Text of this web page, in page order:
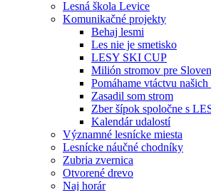
Lesná škola Levice
Komunikačné projekty
Behaj lesmi
Les nie je smetisko
LESY SKI CUP
Milión stromov pre
Pomáhame vtáctvu našich
Zasadil som strom
Zber šípok spoločne s
Kalendár udalostí
Významné lesnícke miesta
Lesnícke náučné chodníky
Zubria zvernica
Otvorené drevo
Naj horár